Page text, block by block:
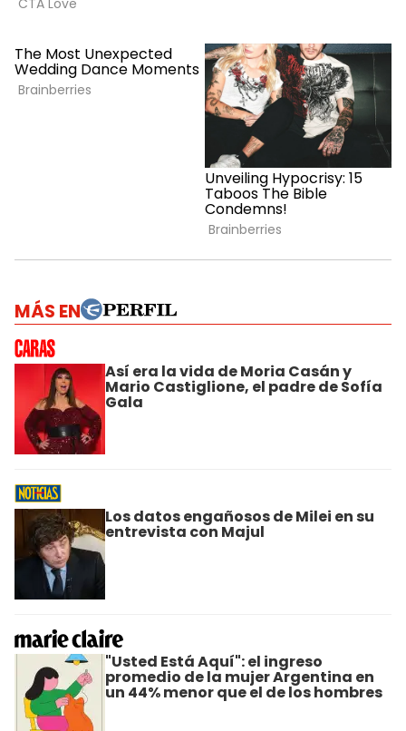
MÁS EN
Así era la vida de Moria Casán y
Mario Castiglione, el padre de Sofía
Gala
Los datos engañosos de Milei en su
entrevista con Majul
"Usted Está Aquí": el ingreso
promedio de la mujer Argentina en
un 44% menor que el de los hombres